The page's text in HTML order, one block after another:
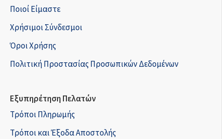
Ποιοί Είμαστε
Χρήσιμοι Σύνδεσμοι
Όροι Χρήσης
Πολιτική Προστασίας Προσωπικών Δεδομένων
Εξυπηρέτηση Πελατών
Τρόποι Πληρωμής
Τρόποι και Έξοδα Αποστολής